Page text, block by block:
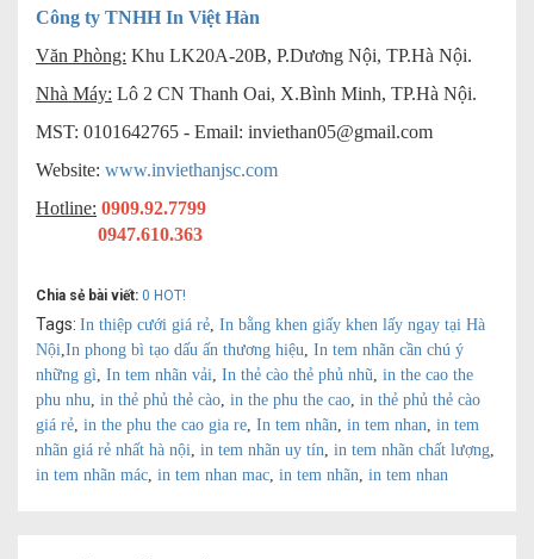
Công ty TNHH In Việt Hàn
Văn Phòng: Khu LK20A-20B, P.Dương Nội, TP.Hà Nội.
Nhà Máy: Lô 2 CN Thanh Oai, X.Bình Minh, TP.Hà Nội.
MST: 0101642765 - Email: inviethan05@gmail.com
Website: www.inviethanjsc.com
Hotline: 0909.92.7799
0947.610.363
Chia sẻ bài viết: 0 HOT!
Tags: In thiệp cưới giá rẻ, In bằng khen giấy khen lấy ngay tại Hà
Nội,In phong bì tạo dấu ấn thương hiệu, In tem nhãn cần chú ý
những gì, In tem nhãn vải, In thẻ cào thẻ phủ nhũ, in the cao the
phu nhu, in thẻ phủ thẻ cào, in the phu the cao, in thẻ phủ thẻ cào
giá rẻ, in the phu the cao gia re, In tem nhãn, in tem nhan, in tem
nhãn giá rẻ nhất hà nội, in tem nhãn uy tín, in tem nhãn chất lượng,
in tem nhãn mác, in tem nhan mac, in tem nhãn, in tem nhan